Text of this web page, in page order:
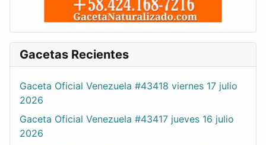
Gacetas Recientes
Gaceta Oficial Venezuela #43418 viernes 17 julio
2026
Gaceta Oficial Venezuela #43417 jueves 16 julio
2026